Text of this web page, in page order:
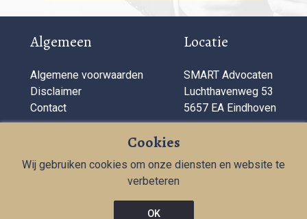
Algemeen
Algemene voorwaarden
Disclaimer
Contact
Locatie
SMART Advocaten
Luchthavenweg 53
5657 EA Eindhoven
BedrijfsinformatieCookies
Wij gebruiken cookies om onze diensten en website te
verbeteren
OK